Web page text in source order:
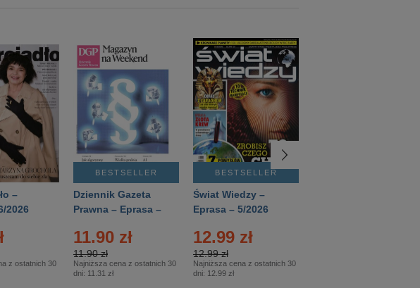
–
2026
z ostatnich 30
BESTSELLER
Dziennik Gazeta
Prawna – Eprasa –
11.90 zł
11.90 zł
Najniższa cena z ostatnich 30
dni: 11.31 zł
BESTSELLER
Świat Wiedzy –
Eprasa – 5/2026
12.99 zł
12.99 zł
Najniższa cena z ostatnich 30
dni: 12.99 zł